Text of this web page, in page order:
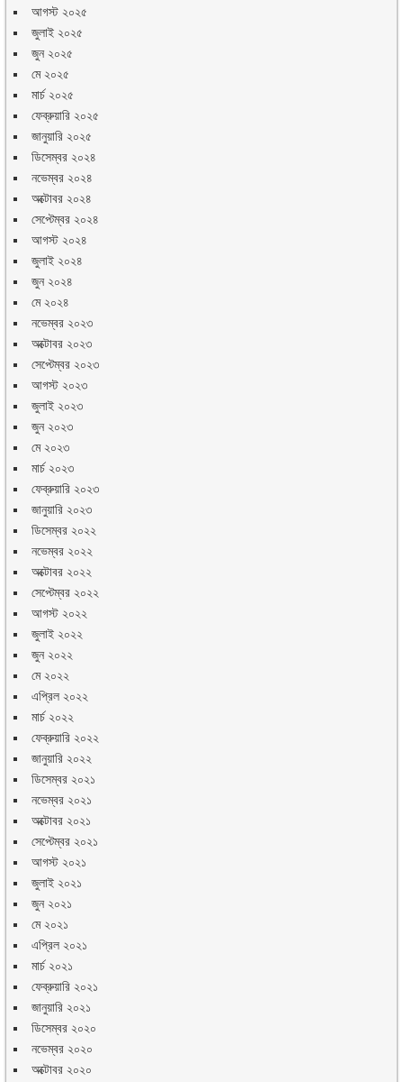
আগস্ট ২০২৫
জুলাই ২০২৫
জুন ২০২৫
মে ২০২৫
মার্চ ২০২৫
ফেব্রুয়ারি ২০২৫
জানুয়ারি ২০২৫
ডিসেম্বর ২০২৪
নভেম্বর ২০২৪
অক্টোবর ২০২৪
সেপ্টেম্বর ২০২৪
আগস্ট ২০২৪
জুলাই ২০২৪
জুন ২০২৪
মে ২০২৪
নভেম্বর ২০২৩
অক্টোবর ২০২৩
সেপ্টেম্বর ২০২৩
আগস্ট ২০২৩
জুলাই ২০২৩
জুন ২০২৩
মে ২০২৩
মার্চ ২০২৩
ফেব্রুয়ারি ২০২৩
জানুয়ারি ২০২৩
ডিসেম্বর ২০২২
নভেম্বর ২০২২
অক্টোবর ২০২২
সেপ্টেম্বর ২০২২
আগস্ট ২০২২
জুলাই ২০২২
জুন ২০২২
মে ২০২২
এপ্রিল ২০২২
মার্চ ২০২২
ফেব্রুয়ারি ২০২২
জানুয়ারি ২০২২
ডিসেম্বর ২০২১
নভেম্বর ২০২১
অক্টোবর ২০২১
সেপ্টেম্বর ২০২১
আগস্ট ২০২১
জুলাই ২০২১
জুন ২০২১
মে ২০২১
এপ্রিল ২০২১
মার্চ ২০২১
ফেব্রুয়ারি ২০২১
জানুয়ারি ২০২১
ডিসেম্বর ২০২০
নভেম্বর ২০২০
অক্টোবর ২০২০